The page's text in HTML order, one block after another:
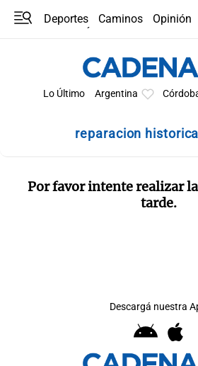
Deportes Caminos
Opinión
Lo Último Argentina
reparacion
Por favor intente realizar
tarde.
Descargá nuestra